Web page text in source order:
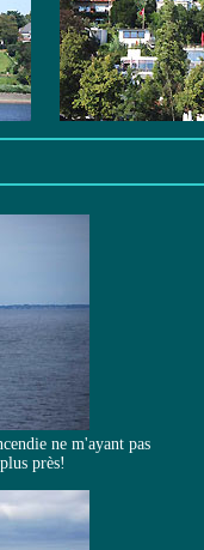
ne m'ayant pas
près!